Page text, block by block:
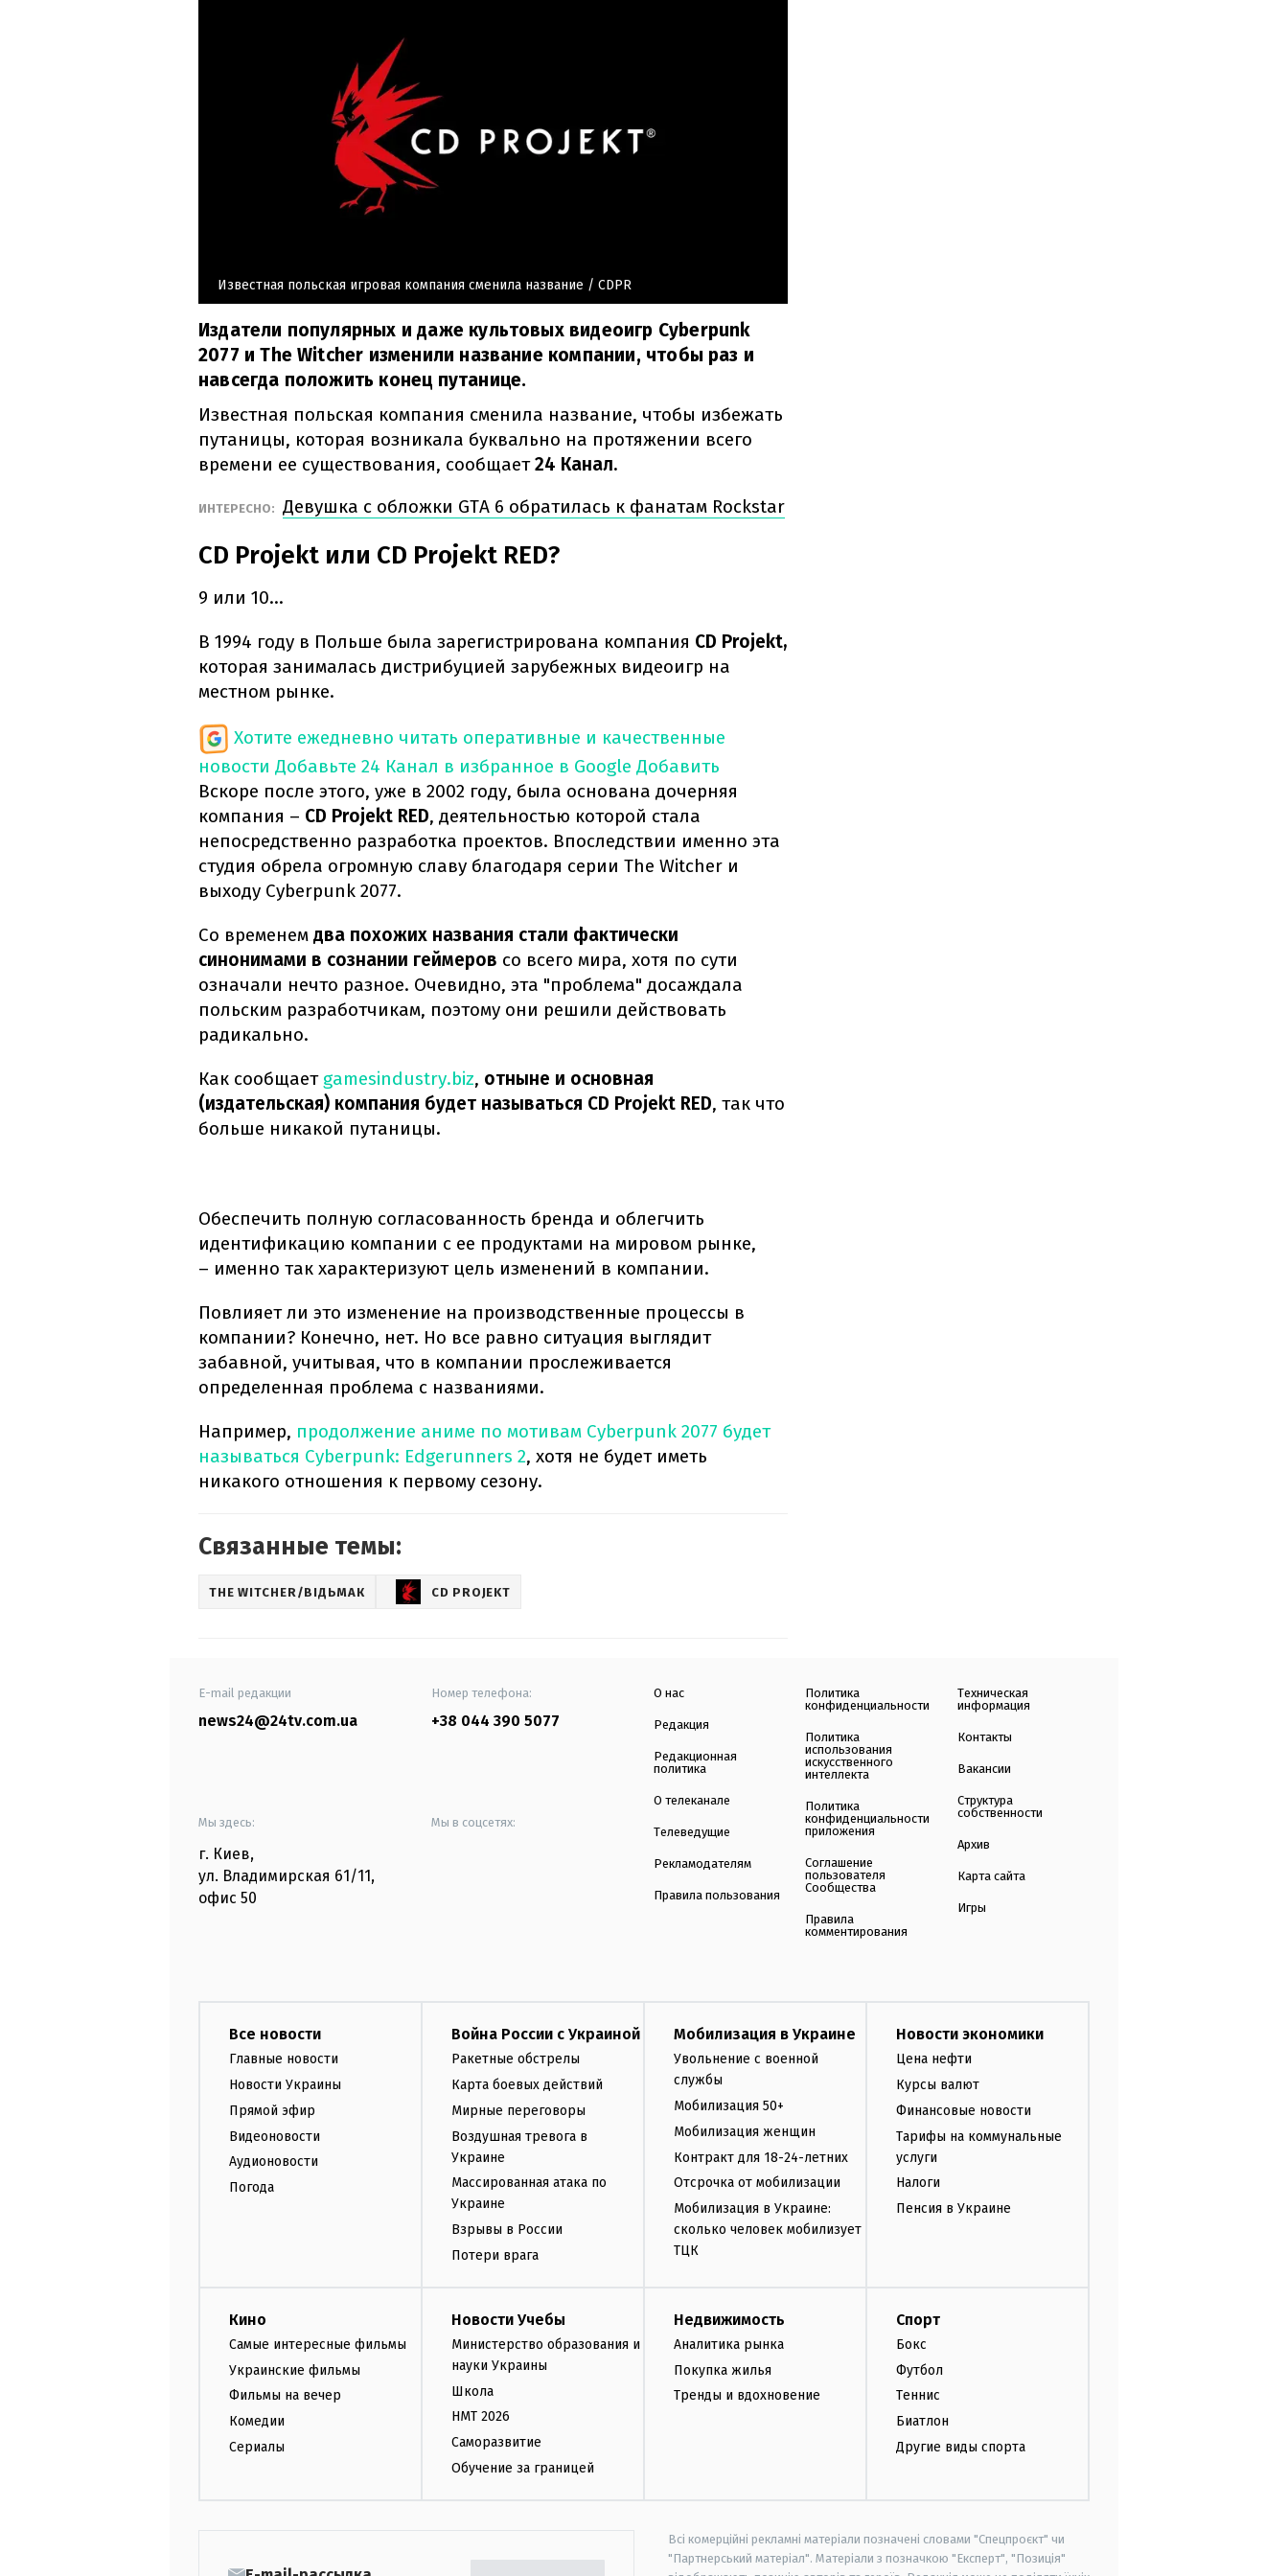
Известная польская игровая компания сменила название / CDPR
Издатели популярных и даже культовых видеоигр Cyberpunk
2077 и The Witcher изменили название компании, чтобы раз и
навсегда положить конец путанице.
Известная польская компания сменила название, чтобы избежать
путаницы, которая возникала буквально на протяжении всего
времени ее существования, сообщает24 Канал.
ИНТЕРЕСНО: Девушка с обложки GTA 6 обратилась к фанатам Rockstar
CD Projekt или CD Projekt RED?
9 или 10…
В 1994 году в Польше была зарегистрирована компания CD Projekt,
которая занималась дистрибуцией зарубежных видеоигр на
местном рынке.
Хотите ежедневно читать оперативные и качественные
новости Добавьте 24 Канал в избранное в Google Добавить
Вскоре после этого, уже в 2002 году, была основана дочерняя
компания – CD Projekt RED, деятельностью которой стала
непосредственно разработка проектов. Впоследствии именно эта
студия обрела огромную славу благодаря серии The Witcher и
выходу Cyberpunk 2077.
Со временем два похожих названия стали фактически
синонимами в сознании геймеров со всего мира, хотя по сути
означали нечто разное. Очевидно, эта "проблема" досаждала
польским разработчикам, поэтому они решили действовать
радикально.
Как сообщает gamesindustry.biz, отныне и основная
(издательская) компания будет называться CD Projekt RED, так что
больше никакой путаницы.
Обеспечить полную согласованность бренда и облегчить
идентификацию компании с ее продуктами на мировом рынке,
– именно так характеризуют цель изменений в компании.
Повлияет ли это изменение на производственные процессы в
компании? Конечно, нет. Но все равно ситуация выглядит
забавной, учитывая, что в компании прослеживается
определенная проблема с названиями.
Например, продолжение аниме по мотивам Cyberpunk 2077 будет
называться Cyberpunk: Edgerunners 2, хотя не будет иметь
никакого отношения к первому сезону.
Связанные темы:
THE WITCHER/ВІДЬМАК CD PROJEKT
E-mail редакции
news24@24tv.com.ua
Номер телефона:
+38 044 390 5077
Мы здесь:
г. Киев,
ул. Владимирская 61/11,
офис 50
Мы в соцсетях:
О нас
Редакция
Редакционная
политика
О телеканале
Телеведущие
Рекламодателям
Правила пользования
Политика
конфиденциальности
Политика
использования
искусственного
интеллекта
Политика
конфиденциальности
приложения
Соглашение
пользователя
Сообщества
Правила
комментирования
Техническая
информация
Контакты
Вакансии
Структура
собственности
Архив
Карта сайта
Игры
Все новости
Главные новости
Новости Украины
Прямой эфир
Видеоновости
Аудионовости
Погода
Война России с Украиной
Ракетные обстрелы
Карта боевых действий
Мирные переговоры
Воздушная тревога в
Украине
Массированная атака по
Украине
Взрывы в России
Потери врага
Мобилизация в Украине
Увольнение с военной
службы
Мобилизация 50+
Мобилизация женщин
Контракт для 18-24-летних
Отсрочка от мобилизации
Мобилизация в Украине:
сколько человек мобилизует
ТЦК
Новости экономики
Цена нефти
Курсы валют
Финансовые новости
Тарифы на коммунальные
услуги
Налоги
Пенсия в Украине
Кино
Самые интересные фильмы
Украинские фильмы
Фильмы на вечер
Комедии
Сериалы
Новости Учебы
Министерство образования и
науки Украины
Школа
НМТ 2026
Саморазвитие
Обучение за границей
Недвижимость
Аналитика рынка
Покупка жилья
Тренды и вдохновение
Спорт
Бокс
Футбол
Теннис
Биатлон
Другие виды спорта
Всі комерційні рекламні матеріали позначені словами "Спецпроєкт" чи
"Партнерський матеріал". Матеріали з позначкою "Експерт", "Позиція"